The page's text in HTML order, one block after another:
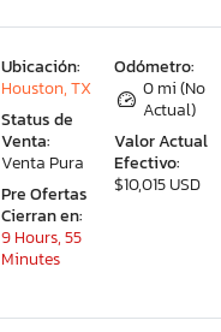
Odómetro:
0 mi (No
Actual)
Valor Actual
Efectivo:
$10,015 USD
Ubicación:
Houston, TX
Status de
Venta:
Venta Pura
Pre Ofertas
Cierran en:
9 Hours, 55
Minutes